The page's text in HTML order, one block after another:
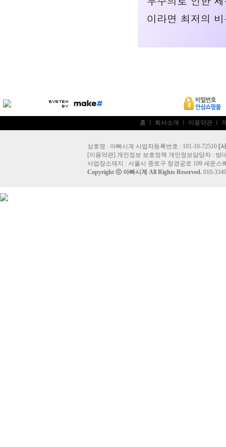
홈 회사소개 이용약관
상호명 : 아빠시계 사업자등록번호 : 101-10-72510 [
[이용약관] 개인정보 보호정책 개인정보담당자 : 방
사업장소재지 : 서울시 종로구 창경궁로 109 세운스
Copyright ⓒ 아빠시계 All Rights Reserved. 010-